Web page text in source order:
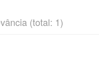
(total: 1)